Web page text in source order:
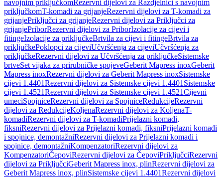
navojnim priključkomRezervni dijelovi za Razdjelnici s navojnim
priključkomT-komadi za grijanjeRezervni dijelovi za T-komadi za
grijanjePriključci za grijanjeRezervni dijelovi za Priključci za
grijanjePriborRezervni dijelovi za PriborIzolacije za cijevi i
fitingeIzolacije za priključkeBrtvila za cijevi i fitingeBrtvila za
priključkePoklopci za cijeviUčvršćenja za cijeviUčvršćenja za
priključkeRezervni dijelovi za Učvršćenja za priključkeSistemske
brtveSet vijaka za prirubničke spojeveGeberit Mapress inoxGeberit
Mapress inoxRezervni dijelovi za Geberit Mapress inoxSistemske
cijevi 1.4401Rezervni dijelovi za Sistemske cijevi 1.4401 Sistemske
cijevi 1.4521Rezervni dijelovi za Sistemske cijevi 1.4521Cijevni
umeciSpojniceRezervni dijelovi za SpojniceRedukcijeRezervni
dijelovi za RedukcijeKoljenaRezervni dijelovi za KoljenaT-
komadiRezervni dijelovi za T-komadiPrijelazni komadi,
fiksniRezervni dijelovi za Prijelazni komadi, fiksniPrijelazni komadi
i spojnice, demontažniRezervni dijelovi za Prijelazni komadi i
spojnice, demontažniKompenzatoriRezervni dijelovi za
KompenzatoriČepoviRezervni dijelovi za ČepoviPriključciRezervni
dijelovi za PriključciGeberit Mapress inox, plinRezervni dijelovi za
Geberit Mapress inox, plinSistemske cijevi 1.4401Rezervni dijelovi